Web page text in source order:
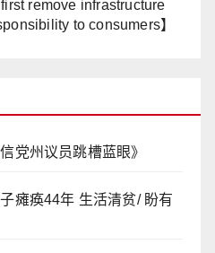
remove infrastructure
to consumers】
党州议员跳槽蓝眼》
瘫痪44年 生活清贫/ 盼有